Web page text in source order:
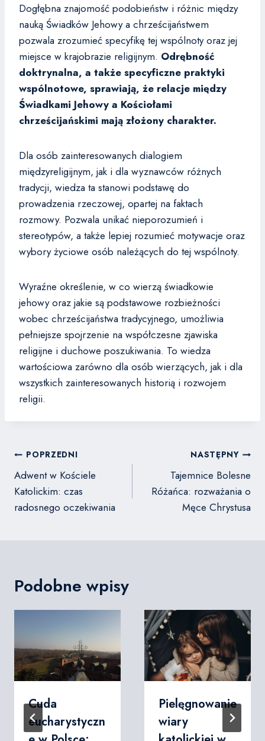
Dogłębna znajomość podobieństw i różnic między
nauką Świadków Jehowy a chrześcijaństwem
pozwala zrozumieć specyfikę tej wspólnoty oraz jej
miejsce w krajobrazie religijnym. Odrębność
doktrynalna, a także specyficzne praktyki
wspólnotowe, sprawiają, że relacje między
Świadkami Jehowy a Kościołami
chrześcijańskimi mają złożony charakter.
Dla osób zainteresowanych dialogiem
międzyreligijnym, jak i dla wyznawców różnych
tradycji, wiedza ta stanowi podstawę do
prowadzenia rzeczowej, opartej na faktach
rozmowy. Pozwala unikać nieporozumień i
stereotypów, a także lepiej rozumieć motywacje oraz
wybory życiowe osób należących do tej wspólnoty.
Wyraźne określenie, w co wierzą świadkowie
jehowy oraz jakie są podstawowe rozbieżności
wobec chrześcijaństwa tradycyjnego, umożliwia
pełniejsze spojrzenie na współczesne zjawiska
religijne i duchowe poszukiwania. To wiedza
wartościowa zarówno dla osób wierzących, jak i dla
wszystkich zainteresowanych historią i rozwojem
religii.
Nawigacja
wpisu
POPRZEDNI
Adwent w Kościele
Katolickim: czas
radosnego oczekiwania
NASTĘPNY
Tajemnice Bolesne
Różańca: rozważania o
Męce Chrystusa
Podobne wpisy
Cuda
eucharystyczn
Pielęgnowanie
wiary